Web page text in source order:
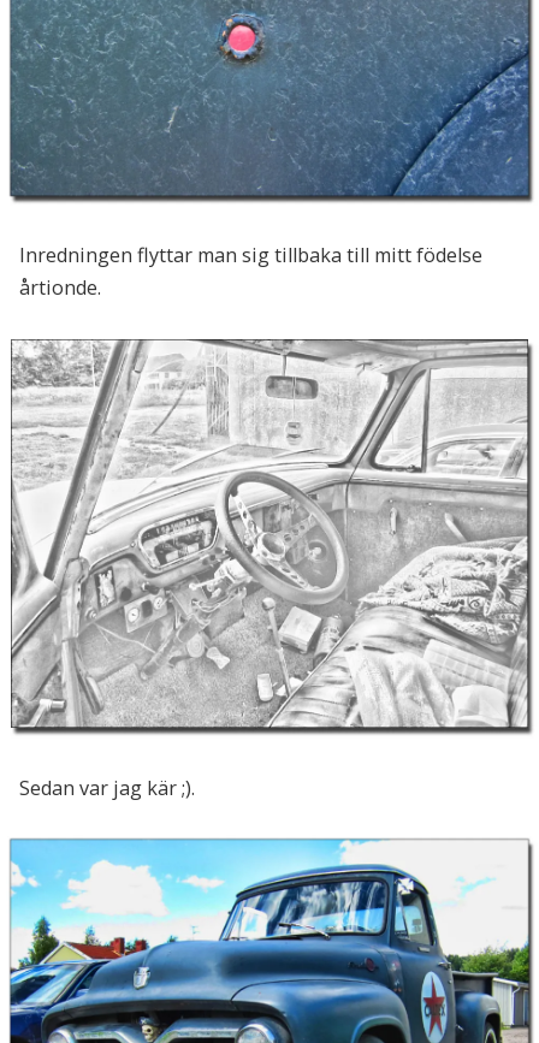
Inredningen flyttar man sig tillbaka till mitt födelse
årtionde.
Sedan var jag kär ;).